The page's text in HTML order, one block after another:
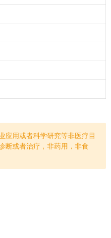
应用或者科学研究等非医疗目
断或者治疗，非药用，非食